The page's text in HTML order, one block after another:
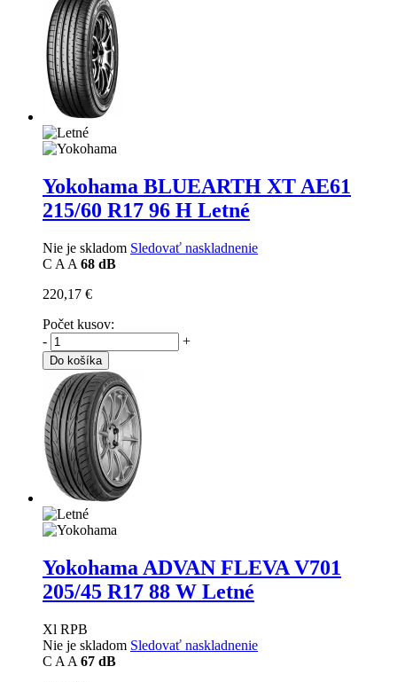
Yokohama BLUEARTH XT AE61
215/60 R17 96 H Letné
Nie je skladom Sledovať naskladnenie
C A A 68 dB
220,17 €
Počet kusov:
-
+
Do košíka
Yokohama ADVAN FLEVA V701
205/45 R17 88 W Letné
Xl RPB
Nie je skladom Sledovať naskladnenie
C A A 67 dB